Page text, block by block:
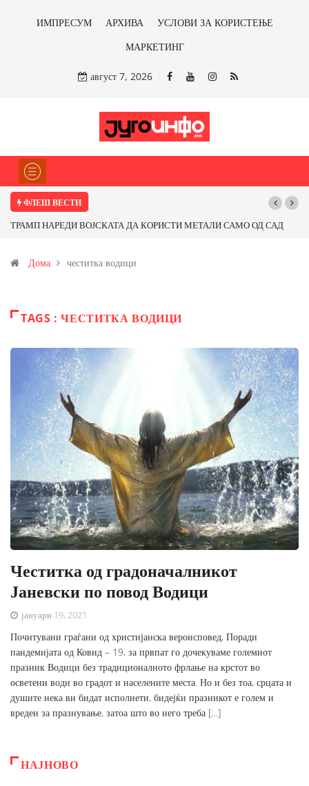
ИМПРЕСУМ АРХИВА
УСЛОВИ ЗА КОРИСТЕЊЕ
МАРКЕТИНГ
август 7, 2026
ФЛЕШ ВЕСТИ
ТРАМП НАРЕДИ ВОЈСКАТА ДА КОРИСТИ МЕТАЛИ САМО ОД САД
Иловица и со антимонот?
Дома честитка водици
TAGS : ЧЕСТИТКА ВОДИЦИ
Честитка од градоначалникот
Јаневски по повод Водици
јануари 19, 2021
Почитувани граѓани од христијанска вероисповед, Поради
пандемијата од Ковид – 19, за првпат го дочекуваме големиот
празник Водици без традиционалното фрлање на крстот во
осветени води во градот и населените места. Но и без тоа, срцата и
душите нека ви бидат исполнети, бидејќи празникот е голем и
вреден за празнување, затоа што во него треба […]
НАЈНОВО